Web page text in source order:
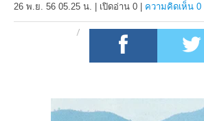
26 พ.ย. 56 05.25 น. เปิดอ่าน 0 ความคิดเห็น 0